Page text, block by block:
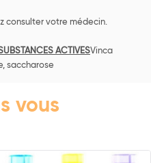
consulter votre médecin.
ACTIVESVinca
saccharose
vous